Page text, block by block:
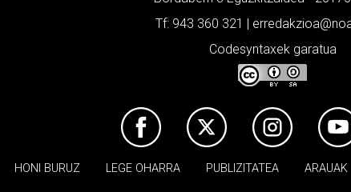
Tf: 943 360 321 |
Codesyntaxek garatua
HONI BURUZ LEGE OHARRA PUBLIZITATEA ARAUAK